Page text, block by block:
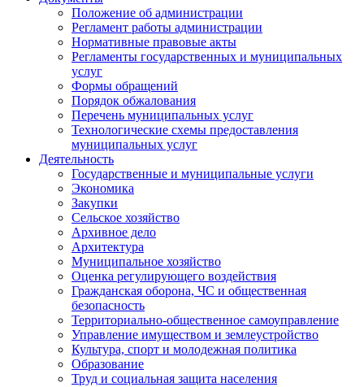
Положение об администрации
Регламент работы администрации
Нормативные правовые акты
Регламенты государственных и муниципальных
услуг
Формы обращений
Порядок обжалования
Перечень муниципальных услуг
Технологические схемы предоставления
муниципальных услуг
Деятельность
Государственные и муниципальные услуги
Экономика
Закупки
Сельское хозяйство
Архивное дело
Архитектура
Муниципальное хозяйство
Оценка регулирующего воздействия
Гражданская оборона, ЧС и общественная
безопасность
Территориально-общественное самоуправление
Управление имуществом и землеустройство
Культура, спорт и молодежная политика
Образование
Труд и социальная защита населения